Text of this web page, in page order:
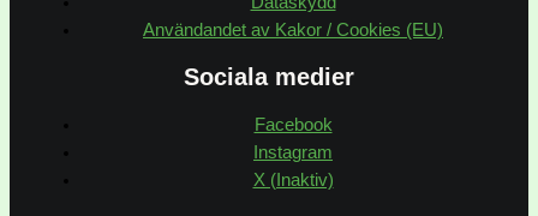
Användandet av Kakor / Cookies (EU)
Sociala medier
Facebook
Instagram
X (Inaktiv)